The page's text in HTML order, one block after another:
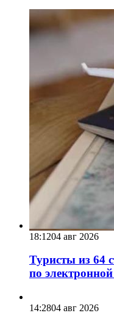
18:1204 авг 2026
Туристы из 64
по электронной
14:2804 авг 2026